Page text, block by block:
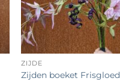
+
ZIJDE
Zijden boeket Frisgloed